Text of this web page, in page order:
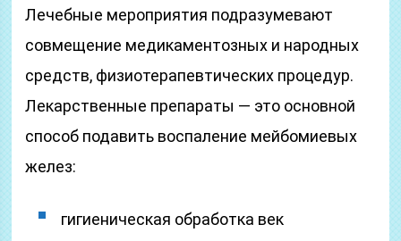
Лечебные мероприятия подразумевают
совмещение медикаментозных и народных
средств, физиотерапевтических процедур.
Лекарственные препараты — это основной
способ подавить воспаление мейбомиевых
желез:
гигиеническая обработка век